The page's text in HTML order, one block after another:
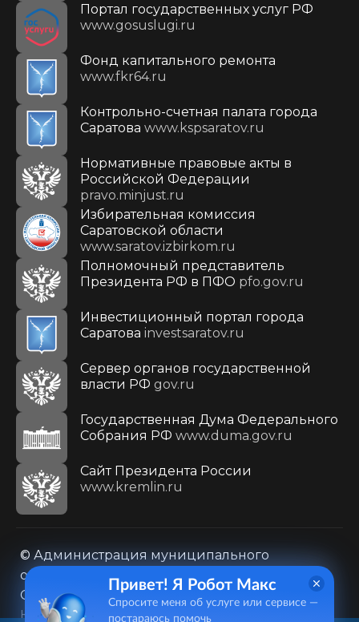
Портал государственных услуг РФ
www.gosuslugi.ru
Фонд капитального ремонта
www.fkr64.ru
Контрольно-счетная палата города
Саратова www.kspsaratov.ru
Нормативные правовые акты в
Российской Федерации
pravo.minjust.ru
Избирательная комиссия
Саратовской области
www.saratov.izbirkom.ru
Полномочный представитель
Президента РФ в ПФО pfo.gov.ru
Инвестиционный портал города
Саратова investsaratov.ru
Сервер органов государственной
власти РФ gov.ru
Государственная Дума Федерального
Собрания РФ www.duma.gov.ru
Cайт Президента России
www.kremlin.ru
© Администрация муниципального
образования городского округа «Город
Саратов»
Контакты
Карта сайта
Привет! Я Робот Макс
Спросите меня об услуге или сервисе —
постараюсь помочь